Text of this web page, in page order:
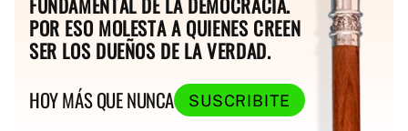
POR ESO MOLESTA A QUIENES CREEN
SER LOS DUEÑOS DE LA VERDAD.
HOY MÁS QUE NUNCA
SUSCRIBITE